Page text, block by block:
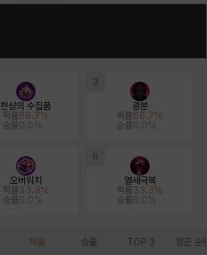
천상의 수집품
픽률
승률
66.7%
0.0%
3
광분
픽률
승률
66.7%
0.0%
오버워치
픽률
승률
33.3%
0.0%
6
열세극복
픽률
승률
33.3%
0.0%
픽률 승률 TOP 3 평균 순